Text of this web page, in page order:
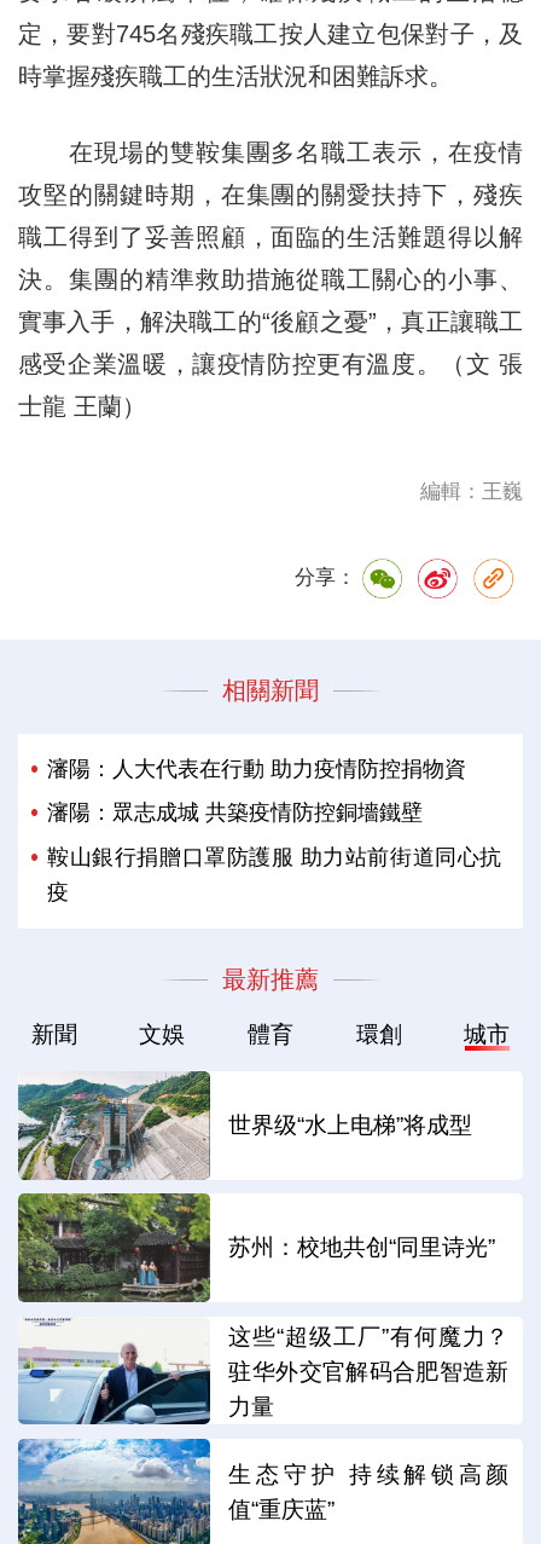
定，要對745名殘疾職工按人建立包保對子，及
時掌握殘疾職工的生活狀況和困難訴求。
在現場的雙鞍集團多名職工表示，在疫情
攻堅的關鍵時期，在集團的關愛扶持下，殘疾
職工得到了妥善照顧，面臨的生活難題得以解
決。集團的精準救助措施從職工關心的小事、
實事入手，解決職工的“後顧之憂”，真正讓職工
感受企業溫暖，讓疫情防控更有溫度。（文 張
士龍 王蘭）
編輯：王巍
分享：
相關新聞
瀋陽：人大代表在行動 助力疫情防控捐物資
瀋陽：眾志成城 共築疫情防控銅墻鐵壁
鞍山銀行捐贈口罩防護服 助力站前街道同心抗
疫
最新推薦
新聞 文娛 體育 環創 城市
世界级“水上电梯”将成型
苏州：校地共创“同里诗光”
这些“超级工厂”有何魔力？
驻华外交官解码合肥智造新
力量
生态守护 持续解锁高颜
值“重庆蓝”